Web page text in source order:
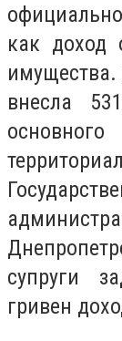
как доход
имущества.
внесла
супруги
гривен